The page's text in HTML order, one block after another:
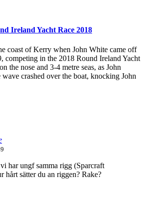
Ireland Yacht Race 2018
coast of Kerry when John White came off
competing in the 2018 Round Ireland Yacht
the nose and 3-4 metre seas, as John
crashed over the boat, knocking John
har ungf samma rigg (Sparcraft
hårt sätter du an riggen? Rake?